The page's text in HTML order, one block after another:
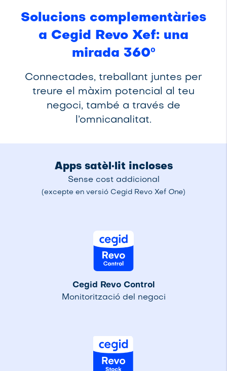
Solucions complementàries
a Cegid Revo Xef: una
mirada 360º
Connectades, treballant juntes per
treure el màxim potencial al teu
negoci, també a través de
l’omnicanalitat.
Apps satèl·lit incloses
Sense cost addicional
(excepte en versió Cegid Revo Xef One)
Cegid Revo Control
Monitorització del negoci